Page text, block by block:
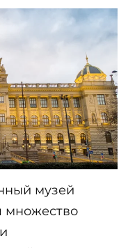
музей
множество